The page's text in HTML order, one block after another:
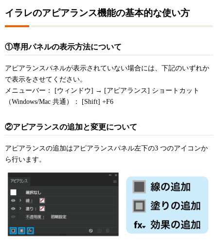
イラレのアピアランス機能の基本的な使い方
①専用パネルの表示方法について
アピアランスパネルが表示されていない場合には、下記のいずれか
で表示をさせてください。
メニューバー： [ウィンドウ] → [アピアランス] ショートカット
（Windows/Mac 共通）： [Shift] +F6
②アピアランスの追加と変更について
アピアランスの追加はアピアランスパネル左下の3 つのアイコンか
ら行います。